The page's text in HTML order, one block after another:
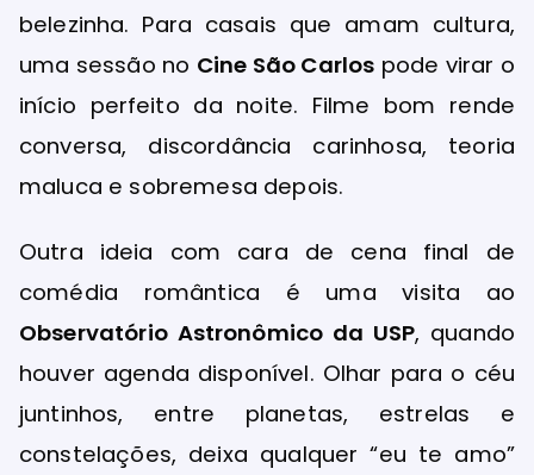
belezinha. Para casais que amam cultura,
uma sessão no Cine São Carlos pode virar o
início perfeito da noite. Filme bom rende
conversa, discordância carinhosa, teoria
maluca e sobremesa depois.
Outra ideia com cara de cena final de
comédia romântica é uma visita ao
Observatório Astronômico da USP, quando
houver agenda disponível. Olhar para o céu
juntinhos, entre planetas, estrelas e
constelações, deixa qualquer “eu te amo”